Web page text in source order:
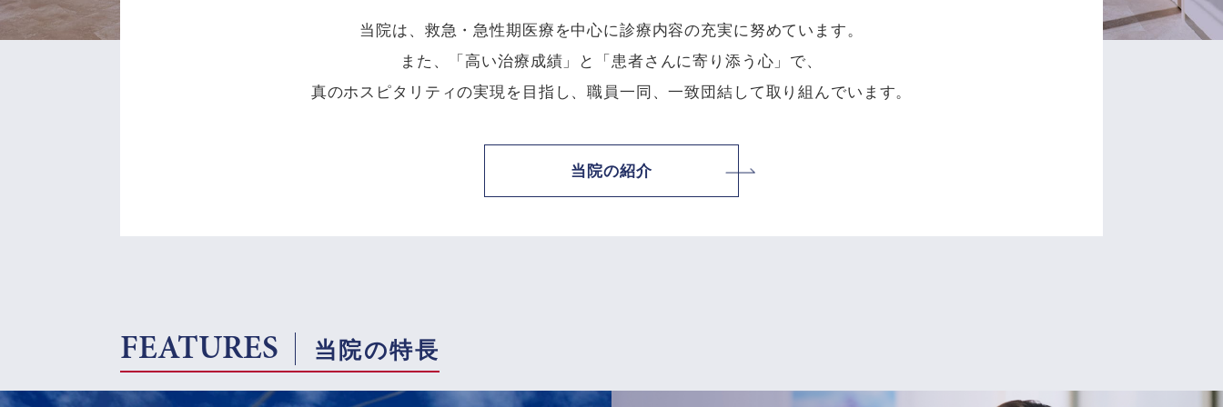
当院は、救急・急性期医療を中心に診療内容の充実に努めています。
また、「高い治療成績」と「患者さんに寄り添う心」で、
真のホスピタリティの実現を目指し、職員一同、一致団結して取り組んでいます。
当院の紹介
FEATURES 当院の特長